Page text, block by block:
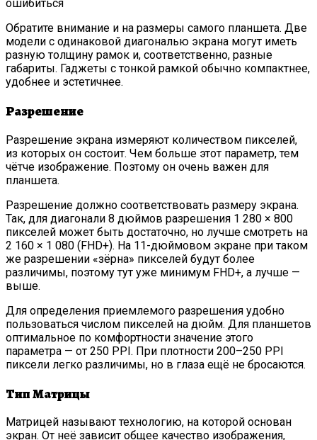
Обратите внимание и на размеры самого планшета. Две
модели с одинаковой диагональю экрана могут иметь
разную толщину рамок и, соответственно, разные
габариты. Гаджеты с тонкой рамкой обычно компактнее,
удобнее и эстетичнее.
Разрешение
Разрешение экрана измеряют количеством пикселей,
из которых он состоит. Чем больше этот параметр, тем
чётче изображение. Поэтому он очень важен для
планшета.
Разрешение должно соответствовать размеру экрана.
Так, для диагонали 8 дюймов разрешения 1 280 × 800
пикселей может быть достаточно, но лучше смотреть на
2 160 × 1 080 (FHD+). На 11-дюймовом экране при таком
же разрешении «зёрна» пикселей будут более
различимы, поэтому тут уже минимум FHD+, а лучше —
выше.
Для определения приемлемого разрешения удобно
пользоваться числом пикселей на дюйм. Для планшетов
оптимальное по комфортности значение этого
параметра — от 250 PPI. При плотности 200–250 PPI
пиксели легко различимы, но в глаза ещё не бросаются.
Тип Матрицы
Матрицей называют технологию, на которой основан
экран. От неё зависит общее качество изображения,